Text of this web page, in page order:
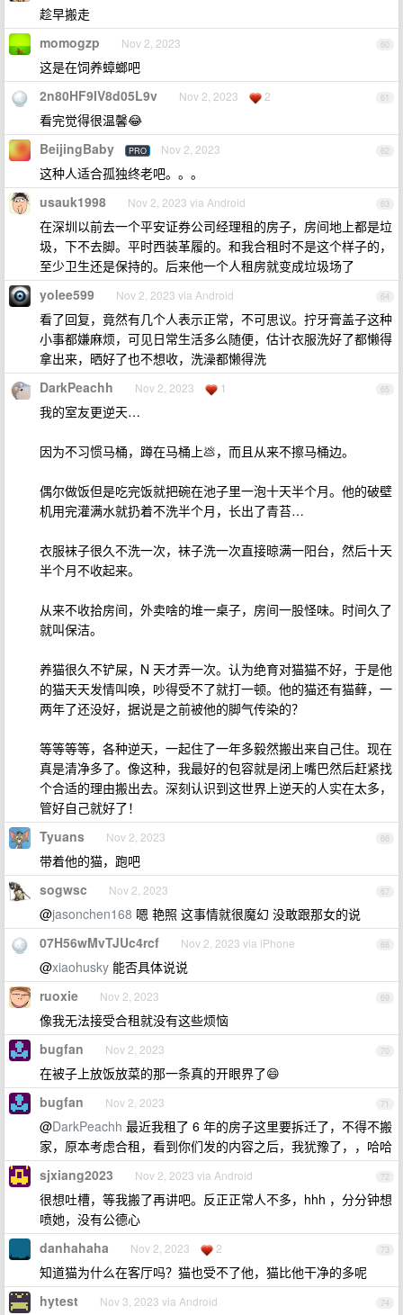
趁早搬走
60
momogzp Nov 2, 2023
这是在饲养蟑螂吧
61
2n80HF9IV8d05L9v Nov 2, 2023 2
看完觉得很温馨😂
62
BeijingBaby PRO Nov 2, 2023
这种人适合孤独终老吧。。。
63
usauk1998 Nov 2, 2023 via Android
在深圳以前去一个平安证券公司经理租的房子，房间地上都是垃
圾，下不去脚。平时西装革履的。和我合租时不是这个样子的，
至少卫生还是保持的。后来他一个人租房就变成垃圾场了
64
yolee599 Nov 2, 2023 via Android
看了回复，竟然有几个人表示正常，不可思议。拧牙膏盖子这种
小事都嫌麻烦，可见日常生活多么随便，估计衣服洗好了都懒得
拿出来，晒好了也不想收，洗澡都懒得洗
65
DarkPeachh Nov 2, 2023 1
我的室友更逆天…
因为不习惯马桶，蹲在马桶上💩，而且从来不擦马桶边。
偶尔做饭但是吃完饭就把碗在池子里一泡十天半个月。他的破壁
机用完灌满水就扔着不洗半个月，长出了青苔…
衣服袜子很久不洗一次，袜子洗一次直接晾满一阳台，然后十天
半个月不收起来。
从来不收拾房间，外卖啥的堆一桌子，房间一股怪味。时间久了
就叫保洁。
养猫很久不铲屎，N 天才弄一次。认为绝育对猫猫不好，于是他
的猫天天发情叫唤，吵得受不了就打一顿。他的猫还有猫藓，一
两年了还没好，据说是之前被他的脚气传染的？
等等等等，各种逆天，一起住了一年多毅然搬出来自己住。现在
真是清净多了。像这种，我最好的包容就是闭上嘴巴然后赶紧找
个合适的理由搬出去。深刻认识到这世界上逆天的人实在太多，
管好自己就好了！
66
Tyuans Nov 2, 2023
带着他的猫，跑吧
67
sogwsc Nov 2, 2023
@jasonchen168 嗯 艳照 这事情就很魔幻 没敢跟那女的说
68
07H56wMvTJUc4rcf Nov 2, 2023 via iPhone
@xiaohusky 能否具体说说
69
ruoxie Nov 2, 2023
像我无法接受合租就没有这些烦恼
70
bugfan Nov 2, 2023
在被子上放饭放菜的那一条真的开眼界了😄
71
bugfan Nov 2, 2023
@DarkPeachh 最近我租了 6 年的房子这里要拆迁了，不得不搬
家，原本考虑合租，看到你们发的内容之后，我犹豫了，，哈哈
72
sjxiang2023 Nov 2, 2023 via Android
很想吐槽，等我搬了再讲吧。反正正常人不多，hhh ，分分钟想
喷她，没有公德心
73
danhahaha Nov 2, 2023 2
知道猫为什么在客厅吗？猫也受不了他，猫比他干净的多呢
74
hytest Nov 3, 2023 via Android